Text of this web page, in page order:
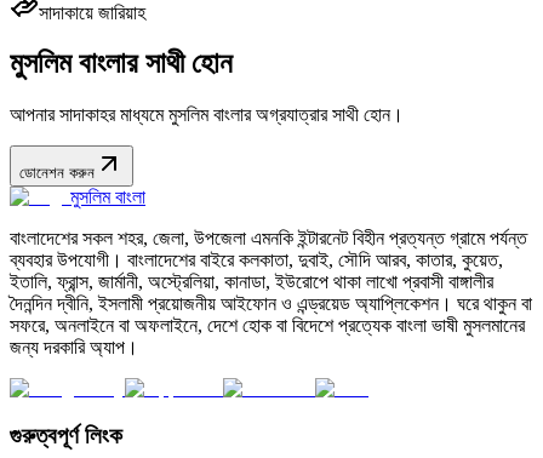
সাদাকায়ে জারিয়াহ
মুসলিম বাংলার সাথী হোন
আপনার সাদাকাহর মাধ্যমে মুসলিম বাংলার অগ্রযাত্রার সাথী হোন।
ডোনেশন করুন
মুসলিম বাংলা
বাংলাদেশের সকল শহর, জেলা, উপজেলা এমনকি ইন্টারনেট বিহীন প্রত্যন্ত গ্রামে পর্যন্ত
ব্যবহার উপযোগী। বাংলাদেশের বাইরে কলকাতা, দুবাই, সৌদি আরব, কাতার, কুয়েত,
ইতালি, ফ্রান্স, জার্মানী, অস্ট্রেলিয়া, কানাডা, ইউরোপে থাকা লাখো প্রবাসী বাঙ্গালীর
দৈনন্দিন দ্বীনি, ইসলামী প্রয়োজনীয় আইফোন ও এন্ড্রয়েড অ্যাপ্লিকেশন। ঘরে থাকুন বা
সফরে, অনলাইনে বা অফলাইনে, দেশে হোক বা বিদেশে প্রত্যেক বাংলা ভাষী মুসলমানের
জন্য দরকারি অ্যাপ।
গুরুত্বপূর্ণ লিংক